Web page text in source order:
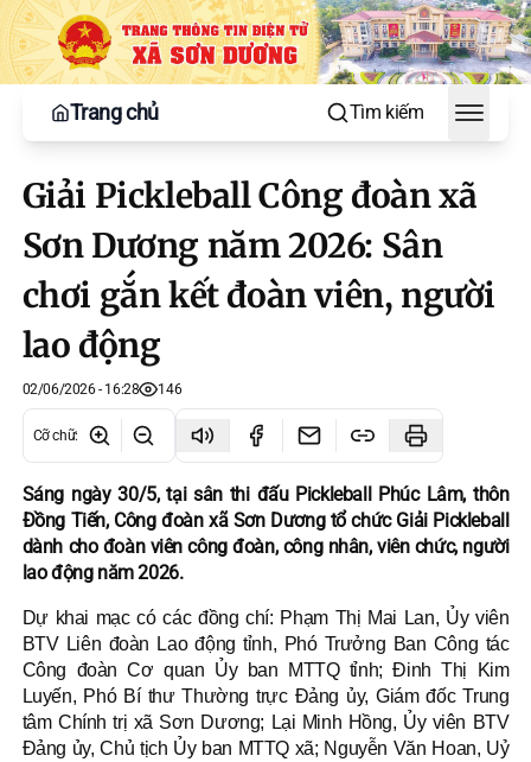
Trang chủ Tìm kiếm
Toggle
Giải Pickleball Công đoàn xã
Sơn Dương năm 2026: Sân
chơi gắn kết đoàn viên, người
lao động
02/06/2026 - 16:28 146
Cỡ chữ:
Sáng ngày 30/5, tại sân thi đấu Pickleball Phúc Lâm, thôn
Đồng Tiến, Công đoàn xã Sơn Dương tổ chức Giải Pickleball
dành cho đoàn viên công đoàn, công nhân, viên chức, người
lao động năm 2026.
Dự khai mạc có các đồng chí: Phạm Thị Mai Lan, Ủy viên
BTV Liên đoàn Lao động tỉnh, Phó Trưởng Ban Công tác
Công đoàn Cơ quan Ủy ban MTTQ tỉnh; Đinh Thị Kim
Luyến, Phó Bí thư Thường trực Đảng ủy, Giám đốc Trung
tâm Chính trị xã Sơn Dương; Lại Minh Hồng, Ủy viên BTV
Đảng ủy, Chủ tịch Ủy ban MTTQ xã; Nguyễn Văn Hoan, Uỷ